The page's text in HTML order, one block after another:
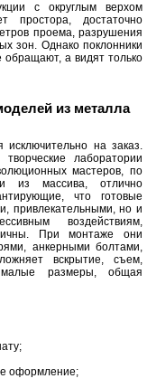
с округлым верхом
простора, достаточно
проема, разрушения
зон. Однако поклонники
а видят только
из металла
на заказ.
лаборатории
мастеров, по
из массива, отлично
что готовые
привлекательными, но и
воздействиям,
При монтаже они
анкерными болтами,
вскрытие, съем,
малые размеры, общая
оформление;